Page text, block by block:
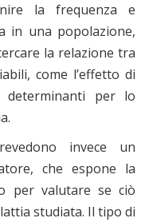
la frequenza e
in una popolazione,
la relazione tra
come l’effetto di
per lo
invece un
che espone la
per valutare se ciò
studiata. Il tipo di